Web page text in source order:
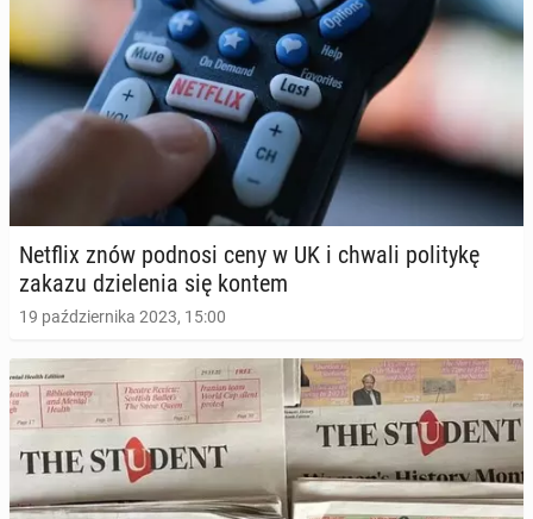
Netflix znów podnosi ceny w UK i chwali po­li­ty­kę
zakazu dzie­le­nia się kontem
19 października 2023, 15:00